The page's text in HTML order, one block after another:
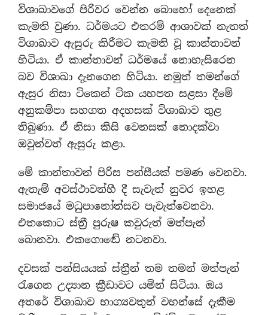
විශාඛාවගේ පිරිවර වෙන්න බොහෝ දෙනෙක්
කැමති වුණා. ධර්මයට එතරම් ආශාවක් නැතත්
විශාඛාව ඇසුරු කිරීමට කැමති වූ කාන්තාවන්
හිටියා. ඒ කාන්තාවන් ධර්මයේ නොහැසිරෙන
බව විශාඛා දැනගෙන හිටියා. නමුත් තමන්ගේ
ඇසුර නිසා ටිකෙන් ටික යහපත සළසා දීමේ
අනුකම්පා සහගත අදහසක් විශාඛාව තුළ
තිබුණා. ඒ නිසා කිසි වෙනසක් නොදක්වා
ඔවුන්වත් ඇසුරු කළා.
මේ කාන්තාවන් පිරිස පන්සීයක් පමණ වෙනවා.
ඇතැම් අවස්ථාවන්හී දී සැවැත් නුවර ඉහළ
සමාජයේ මධුපානෝත්සව පැවැත්වෙනවා.
එතකොට ස්ත්‍රී පුරුෂ කවුරුත් මත්පැන්
බොනවා. එකගොඬේ නටනවා.
දවසක් පන්සියයක් ස්ත්‍රීන් තම තමන් මත්පැන්
රැගෙන උද්‍යාන ක්‍රීඩාවට යමින් සිටියා. ඔය
අතරේ විශාඛාව භාග්‍යවතුන් වහන්සේ දැකීම